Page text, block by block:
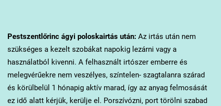
Pestszentlőrincágyi poloskairtás után:Az irtás után nem
szükséges a kezelt szobákat napokig lezárni vagy a
használatból kivenni. A felhasznált irtószer emberre és
melegvérűekre nem veszélyes, színtelen- szagtalanra szárad
és körülbelül 1 hónapig aktív marad, így az anyag felmosását
ez idő alatt kérjük, kerülje el. Porszívózni, port törölni szabad